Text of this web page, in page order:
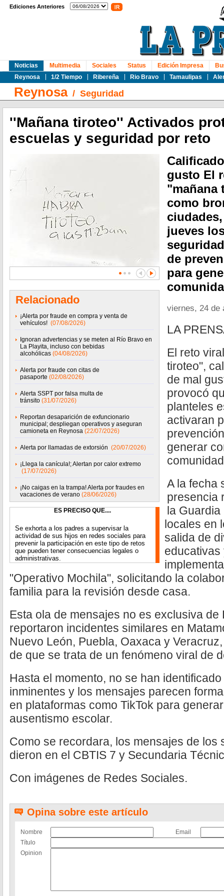
Ediciones Anteriores
Noticias
Reynosa
1/2 Tiempo Ribereña Rio Bravo Tamaulipas
Multimedia Sociales Status Edición Impresa
Reynosa/ Seguridad
''Mañana tiroteo'' Activados
escuelas y seguridad por reto
Relacionado
¡Alerta por fraude en compra y venta de
vehículos! (07/08/2026)
Ignoran advertencias y se meten al Río Bravo en
La Playita, incluso con bebidas
alcohólicas (04/08/2026)
Alerta por fraude con citas de
pasaporte (02/08/2026)
Alerta SSPT por falsa multa de
tránsito (31/07/2026)
Reportan desaparición de exfuncionario
municipal; despliegan operativos y aseguran
camioneta en Reynosa (22/07/2026)
Alerta por llamadas de extorsión (20/07/2026)
¡Llega la canícula!; Alertan por calor extremo
(17/07/2026)
¡No caigas en la trampa! Alerta por fraudes en
vacaciones de verano (28/06/2026)
gusto El
"mañana
como
jueves
de
para
viernes, 24 de
ES PRECISO QUE....
Se exhorta a los padres a supervisar la
actividad de sus hijos en redes sociales para
prevenir la participación en este tipo de retos
que pueden tener consecuencias legales o
administrativas.
LA
El reto
tiroteo",
de mal
provocó
planteles
activaran
generar
A la fecha
presencia
la
locales en
salida de
"Operativo Mochila", solicitando la
familia para la revisión desde casa.
Esta ola de mensajes no es exclusiva
reportaron incidentes similares en
Nuevo León, Puebla, Oaxaca y
de que se trata de un fenómeno viral de
Hasta el momento, no se han
inminentes y los mensajes parecen
en plataformas como TikTok para
ausentismo escolar.
Como se recordara, los mensajes de los
dieron en el CBTIS 7 y Secundaria
Con imágenes de Redes Sociales.
Opina sobre este artículo
Nombre
Email
Título
Opinion